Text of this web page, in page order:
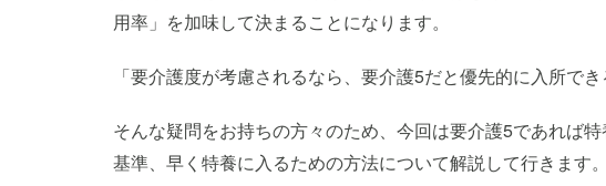
用率」を加味して決まることになります。
「要介護度が考慮されるなら、要介護5だと優先的に入所でき
そんな疑問をお持ちの方々のため、今回は要介護5であれば
基準、早く特養に入るための方法について解説して行きます。